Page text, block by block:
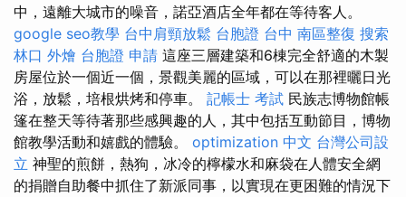
中，遠離大城市的噪音，諾亞酒店全年都在等待客人。
google seo教學 台中肩頸放鬆 台胞證 台中 南區整復 搜索
林口 外燴 台胞證 申請 這座三層建築和6棟完全舒適的木製
房屋位於一個近一個，景觀美麗的區域，可以在那裡曬日光
浴，放鬆，培根烘烤和停車。 記帳士 考試 民族志博物館帳
篷在整天等待著那些感興趣的人，其中包括互動節目，博物
館教學活動和嬉戲的體驗。 optimization 中文 台灣公司設
立 神聖的煎餅，熱狗，冰冷的檸檬水和麻袋在人體安全網
的捐贈自助餐中抓住了新派同事，以實現在更困難的情況下